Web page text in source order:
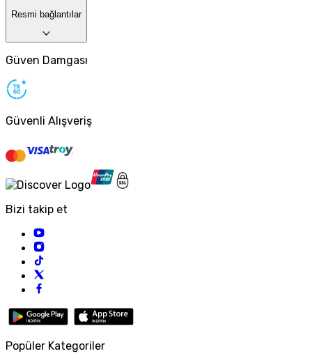
Resmi bağlantılar
Güven Damgası
Güvenli Alışveriş
Bizi takip et
Popüler Kategoriler